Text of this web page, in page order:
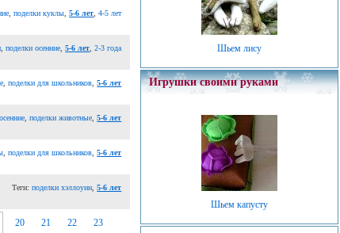
,поделки куклы,5-6 лет,4-5 лет
,поделки осенние,5-6 лет,2-3 года
,поделки для школьников,5-6 лет
,поделки животные,5-6 лет
,поделки для школьников,5-6 лет
Теги:поделки хэллоуин,5-6 лет
20 21 22
23
Шьем лису
Игрушки своими руками
Шьем капусту